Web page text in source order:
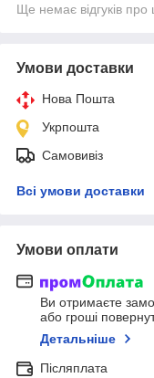
Ще немає відгуків про
Умови доставки
Нова Пошта
Укрпошта
Самовивіз
Всі умови доставки
Умови оплати
Ви отримаєте
або гроші
Детальніше
Післяплата